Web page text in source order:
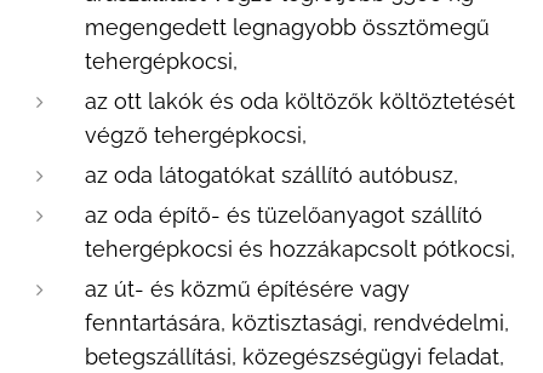
megengedett legnagyobb össztömegű
tehergépkocsi,
az ott lakók és oda költözők költöztetését
végző tehergépkocsi,
az oda látogatókat szállító autóbusz,
az oda építő- és tüzelőanyagot szállító
tehergépkocsi és hozzákapcsolt pótkocsi,
az út- és közmű építésére vagy
fenntartására, köztisztasági, rendvédelmi,
betegszállítási, közegészségügyi feladat,